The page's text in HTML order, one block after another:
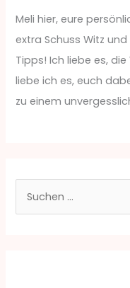
Meli hier, eure
extra Schuss Witz
Tipps! Ich liebe es,
liebe ich es, euch
zu einem